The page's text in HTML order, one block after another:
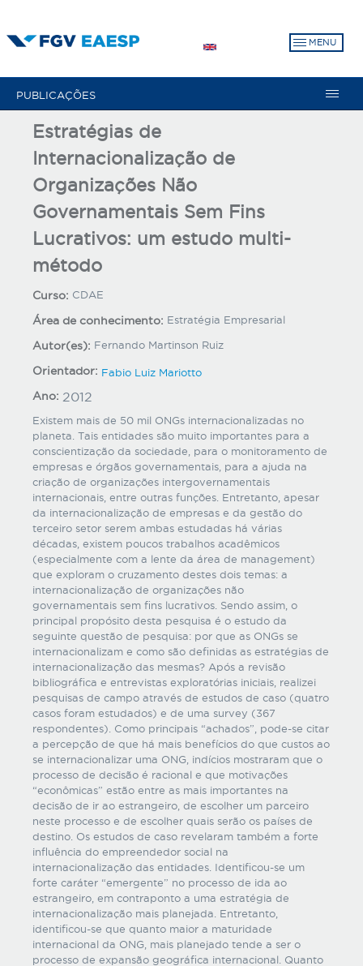
para
MENU
PUBLICAÇÕES
Estratégias de
Internacionalização de
Organizações Não
Governamentais Sem Fins
Lucrativos: um estudo multi-
método
Curso: CDAE
Área de conhecimento: Estratégia Empresarial
Autor(es): Fernando Martinson Ruiz
Orientador: Fabio Luiz Mariotto
Ano: 2012
Existem mais de 50 mil ONGs internacionalizadas no
planeta. Tais entidades são muito importantes para a
conscientização da sociedade, para o monitoramento de
empresas e órgãos governamentais, para a ajuda na
criação de organizações intergovernamentais
internacionais, entre outras funções. Entretanto, apesar
da internacionalização de empresas e da gestão do
terceiro setor serem ambas estudadas há várias
décadas, existem poucos trabalhos acadêmicos
(especialmente com a lente da área de management)
que exploram o cruzamento destes dois temas: a
internacionalização de organizações não
governamentais sem fins lucrativos. Sendo assim, o
principal propósito desta pesquisa é o estudo da
seguinte questão de pesquisa: por que as ONGs se
internacionalizam e como são definidas as estratégias de
internacionalização das mesmas? Após a revisão
bibliográfica e entrevistas exploratórias iniciais, realizei
pesquisas de campo através de estudos de caso (quatro
casos foram estudados) e de uma survey (367
respondentes). Como principais “achados”, pode-se citar
a percepção de que há mais benefícios do que custos ao
se internacionalizar uma ONG, indícios mostraram que o
processo de decisão é racional e que motivações
“econômicas” estão entre as mais importantes na
decisão de ir ao estrangeiro, de escolher um parceiro
neste processo e de escolher quais serão os países de
destino. Os estudos de caso revelaram também a forte
influência do empreendedor social na
internacionalização das entidades. Identificou-se um
forte caráter “emergente” no processo de ida ao
estrangeiro, em contraponto a uma estratégia de
internacionalização mais planejada. Entretanto,
identificou-se que quanto maior a maturidade
internacional da ONG, mais planejado tende a ser o
processo de expansão geográfica internacional. Quanto